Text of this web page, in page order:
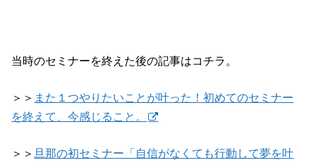
当時のセミナーを終えた後の記事はコチラ。
＞＞ また１つやりたいことが叶った！初めてのセミナー
を終えて、今感じること。
＞＞ 旦那の初セミナー「自信がなくても行動して夢を叶